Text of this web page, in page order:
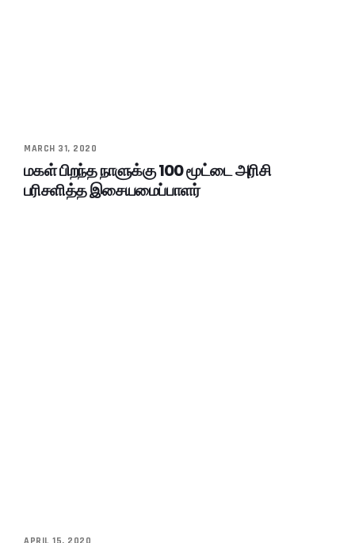
MARCH 31, 2020
மகள் பிறந்த நாளுக்கு 100 மூட்டை அரிசி
பரிசளித்த இசையமைப்பாளர்